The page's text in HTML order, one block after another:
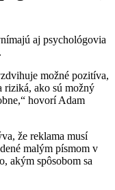
aj psychológovia
možné pozitíva,
riziká, ako sú možný
hovorí Adam
že reklama musí
malým písmom v
akým spôsobom sa